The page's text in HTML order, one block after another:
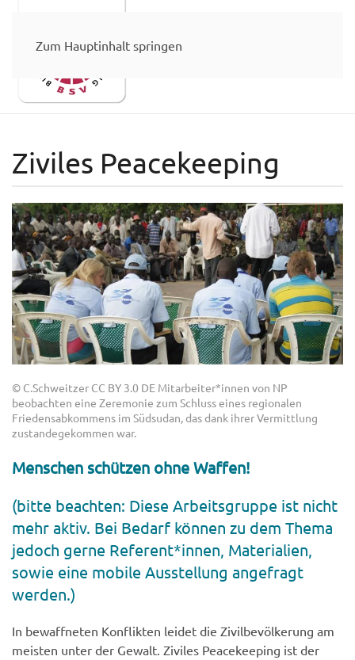
Zum Hauptinhalt springen
Ziviles Peacekeeping
© C.Schweitzer CC BY 3.0 DE Mitarbeiter*innen von NP
beobachten eine Zeremonie zum Schluss eines regionalen
Friedensabkommens im Südsudan, das dank ihrer Vermittlung
zustandegekommen war.
Menschen schützen ohne Waffen!
(bitte beachten: Diese Arbeitsgruppe ist nicht
mehr aktiv. Bei Bedarf können zu dem Thema
jedoch gerne Referent*innen, Materialien,
sowie eine mobile Ausstellung angefragt
werden.)
In bewaffneten Konflikten leidet die Zivilbevölkerung am
meisten unter der Gewalt. Ziviles Peacekeeping ist der